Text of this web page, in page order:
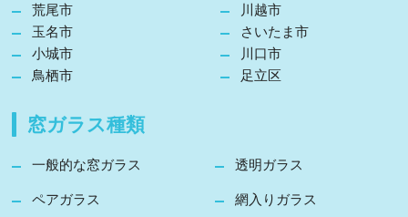
荒尾市
玉名市
小城市
鳥栖市
川越市
さいたま市
川口市
足立区
窓ガラス種類
一般的な窓ガラス 透明ガラス
ペアガラス 網入りガラス